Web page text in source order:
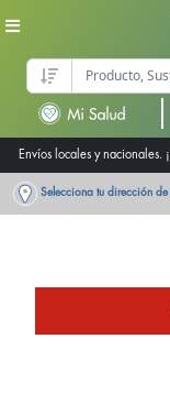
Envíos locales y
Selecciona tu dirección de